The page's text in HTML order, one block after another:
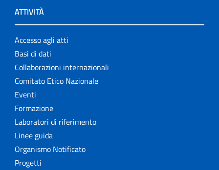
ATTIVITÀ
Accesso agli atti
Basi di dati
Collaborazioni internazionali
Comitato Etico Nazionale
Eventi
Formazione
Laboratori di riferimento
Linee guida
Organismo Notificato
Progetti